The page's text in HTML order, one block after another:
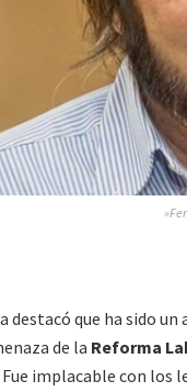
destacó que ha sido
de la Reforma
Fue implacable con los